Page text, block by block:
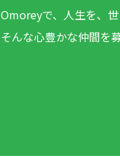
Omoreyで、人生を、
そんな心豊かな仲間を